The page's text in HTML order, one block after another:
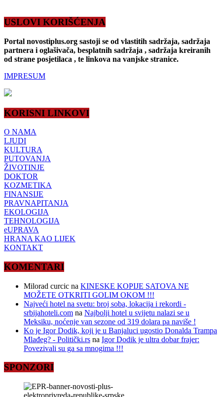
USLOVI KORIŠĆENJA
Portal novostiplus.org sastoji se od vlastitih sadržaja, sadržaja
partnera i oglašivača, besplatnih sadržaja , sadržaja kreiranih
od strane posjetilaca , te linkova na vanjske stranice.
IMPRESUM
KORISNI LINKOVI
O NAMA
LJUDI
KULTURA
PUTOVANJA
ŽIVOTINJE
DOKTOR
KOZMETIKA
FINANSIJE
PRAVNAPITANJA
EKOLOGIJA
TEHNOLOGIJA
eUPRAVA
HRANA KAO LIJEK
KONTAKT
KOMENTARI
Milorad curcic na KINESKE KOPIJE SATOVA NE
MOŽETE OTKRITI GOLIM OKOM !!!
Najveći hotel na svetu: broj soba, lokacija i rekordi -
srbijahoteli.com na Najbolji hotel u svijetu nalazi se u
Meksiku, noćenje van sezone od 319 dolara pa naviše !
Ko je Igor Dodik, koji je u Banjaluci ugostio Donalda Trampa
Mlađeg? - Politički.rs na Igor Dodik je ultra dobar frajer:
Povezivali su ga sa mnogima !!!
SPONZORI